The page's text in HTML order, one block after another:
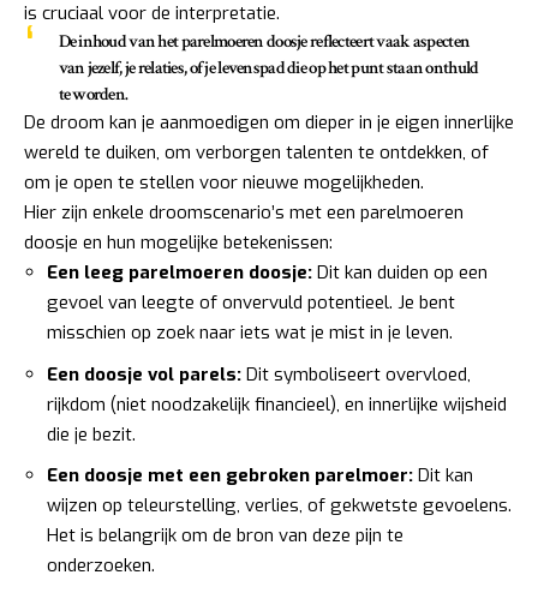
is cruciaal voor de interpretatie.
De inhoud van het parelmoeren doosje reflecteert vaak aspecten
van jezelf, je relaties, of je levenspad die op het punt staan onthuld
te worden.
De droom kan je aanmoedigen om dieper in je eigen innerlijke
wereld te duiken, om verborgen talenten te ontdekken, of
om je open te stellen voor nieuwe mogelijkheden.
Hier zijn enkele droomscenario’s met een parelmoeren
doosje en hun mogelijke betekenissen:
Een leeg parelmoeren doosje: Dit kan duiden op een
gevoel van leegte of onvervuld potentieel. Je bent
misschien op zoek naar iets wat je mist in je leven.
Een doosje vol parels: Dit symboliseert overvloed,
rijkdom (niet noodzakelijk financieel), en innerlijke wijsheid
die je bezit.
Een doosje met een gebroken parelmoer: Dit kan
wijzen op teleurstelling, verlies, of gekwetste gevoelens.
Het is belangrijk om de bron van deze pijn te
onderzoeken.